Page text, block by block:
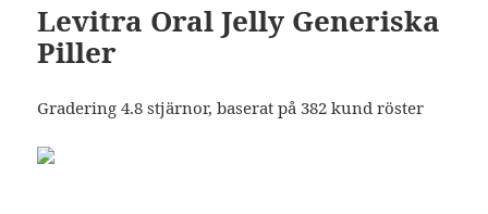
Levitra Oral Jelly Generiska
Piller
Gradering4.8 stjärnor, baserat på 382 kund röster